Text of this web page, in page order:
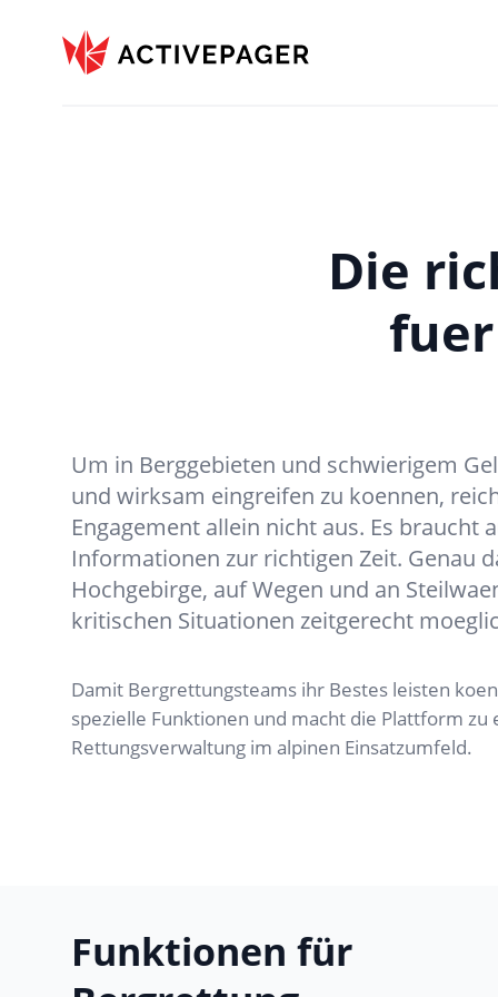
ActivePager
Die
Um in Berggebieten und schwierigem
und wirksam eingreifen zu koennen,
Engagement allein nicht aus. Es braucht
Informationen zur richtigen Zeit. Genau
Hochgebirge, auf Wegen und an
kritischen Situationen zeitgerecht
Damit Bergrettungsteams ihr Bestes leisten
spezielle Funktionen und macht die Plattform zu
Rettungsverwaltung im alpinen Einsatzumfeld.
Funktionen für